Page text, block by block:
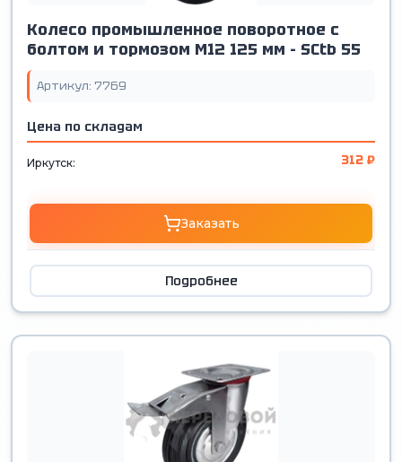
Колесо промышленное поворотное с
болтом и тормозом М12 125 мм - SCtb 55
Артикул: 7769
Цена по складам
Иркутск: 312 ₽
Заказать
Подробнее